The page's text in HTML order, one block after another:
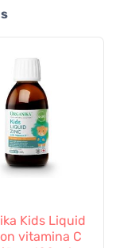
Kids Liquid
vitamina C